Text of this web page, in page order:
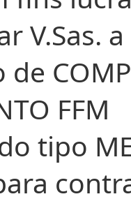
V.Sas.
FFM
tipo